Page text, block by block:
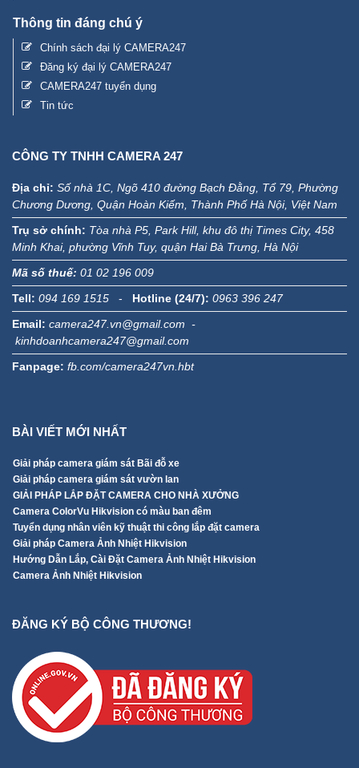
Thông tin đáng chú ý
Chính sách đại lý CAMERA247
Đăng ký đại lý CAMERA247
CAMERA247 tuyển dụng
Tin tức
CÔNG TY TNHH CAMERA 247
Địa chỉ: Số nhà 1C, Ngõ 410 đường Bạch Đằng, Tổ 79, Phường
Chương Dương, Quận Hoàn Kiếm, Thành Phố Hà Nội, Việt Nam
Trụ sở chính: Tòa nhà P5, Park Hill, khu đô thị Times City, 458
Minh Khai, phường Vĩnh Tuy, quận Hai Bà Trưng, Hà Nội
Mã số thuế: 01 02 196 009
Tell: 094 169 1515 - Hotline (24/7): 0963 396 247
Email: camera247.vn@gmail.com -
kinhdoanhcamera247@gmail.com
Fanpage: fb.com/camera247vn.hbt
BÀI VIẾT MỚI NHẤT
Giải pháp camera giám sát Bãi đỗ xe
Giải pháp camera giám sát vườn lan
GIẢI PHÁP LẮP ĐẶT CAMERA CHO NHÀ XƯỞNG
Camera ColorVu Hikvision có màu ban đêm
Tuyển dụng nhân viên kỹ thuật thi công lắp đặt camera
Giải pháp Camera Ảnh Nhiệt Hikvision
Hướng Dẫn Lắp, Cài Đặt Camera Ảnh Nhiệt Hikvision
Camera Ảnh Nhiệt Hikvision
ĐĂNG KÝ BỘ CÔNG THƯƠNG!